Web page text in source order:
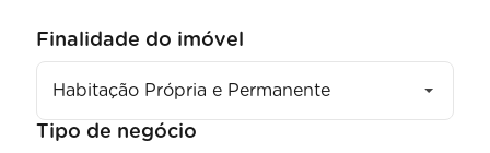
Finalidade do imóvel
Habitação Própria e Permanente
Tipo de negócio